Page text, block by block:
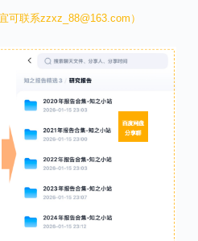
可联系zzxz_88@163.com）